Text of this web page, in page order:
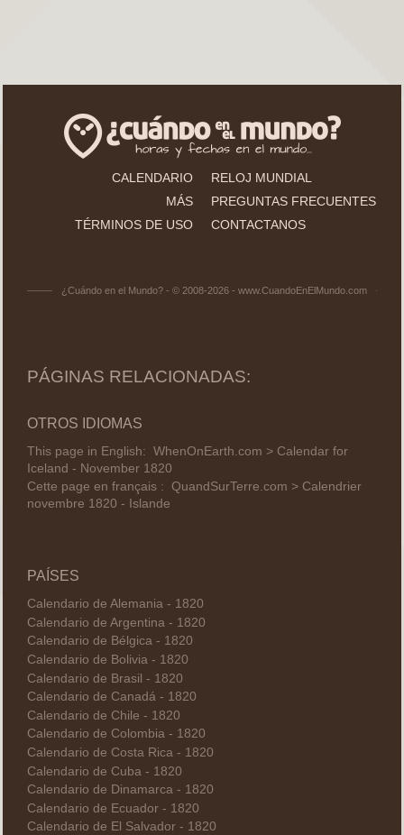
CALENDARIO
RELOJ MUNDIAL
MÁS
PREGUNTAS FRECUENTES
TÉRMINOS DE USO
CONTACTANOS
¿Cuándo en el Mundo? - © 2008-2026 - www.CuandoEnElMundo.com
PÁGINAS RELACIONADAS:
OTROS IDIOMAS
This page in English: WhenOnEarth.com > Calendar for
Iceland - November 1820
Cette page en français : QuandSurTerre.com > Calendrier
novembre 1820 - Islande
PAÍSES
Calendario de Alemania - 1820
Calendario de Argentina - 1820
Calendario de Bélgica - 1820
Calendario de Bolivia - 1820
Calendario de Brasil - 1820
Calendario de Canadá - 1820
Calendario de Chile - 1820
Calendario de Colombia - 1820
Calendario de Costa Rica - 1820
Calendario de Cuba - 1820
Calendario de Dinamarca - 1820
Calendario de Ecuador - 1820
Calendario de El Salvador - 1820